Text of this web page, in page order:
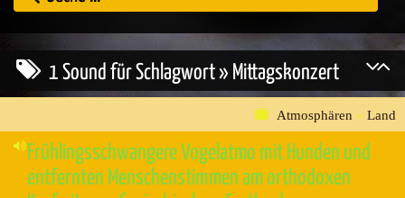
1 Sound für Schlagwort » Mittagskonzert
Atmosphären » Land
Frühlingsschwangere Vogelatmo mit Hunden und
entfernten Menschenstimmen am orthodoxen